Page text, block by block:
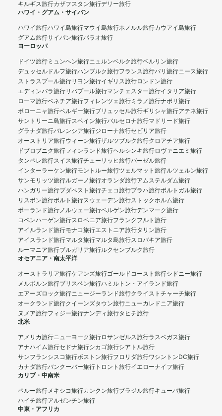
キルギス旅行カザフスタン旅行デリー旅行
ハワイ・グアム・サイパン
ハワイ旅行ハワイ島旅行マウイ島旅行ホノルル旅行カウアイ島旅行
グアム旅行サイパン旅行パラオ旅行
ヨーロッパ
ドイツ旅行 ミュンヘン旅行ニュルンベルク旅行ベルリン旅行
デュッセルドルフ旅行ハンブルク旅行フランス旅行パリ旅行ニース旅行
ストラスブール旅行リヨン旅行イギリス旅行ロンドン旅行
エディンバラ旅行リバプール旅行マンチェスター旅行イタリア旅行
ローマ旅行ベネチア旅行フィレンツェ旅行 ミラノ旅行ナポリ旅行
ボローニャ旅行ベルギー旅行ブリュッセル旅行ギリシャ旅行アテネ旅行
サントリーニ島旅行スペイン旅行バルセロナ旅行マドリード旅行
グラナダ旅行バレンシア旅行ジローナ旅行セビリア旅行
オーストリア旅行ウィーン旅行ザルツブルク旅行クロアチア旅行
ドブロブニク旅行フィンランド旅行ヘルシンキ旅行ロヴァニエミ旅行
タンペレ旅行スイス旅行チューリッヒ旅行バーゼル旅行
インターラーケン旅行モントルー旅行ツェルマット旅行ルツェルン旅行
サンモリッツ旅行ルガーノ旅行オランダ旅行アムステルダム旅行
ハンガリー旅行ブダペスト旅行チェコ旅行プラハ旅行ポルトガル旅行
リスボン旅行ポルト旅行スウェーデン旅行ストックホルム旅行
ポーランド旅行ノルウェー旅行ベルゲン旅行デンマーク旅行
コペンハーゲン旅行スロベニア旅行フランクフルト旅行
アイルランド旅行モナコ旅行エストニア旅行タリン旅行
アイスランド旅行マルタ旅行マルタ島旅行スロバキア旅行
ルーマニア旅行ブルガリア旅行ルクセンブルク旅行
オセアニア・南太平洋
オーストラリア旅行ケアンズ旅行ゴールドコースト旅行シドニー旅行
メルボルン旅行ブリスベン旅行ハミルトン・アイランド旅行
エアーズロック旅行ニュージーランド旅行クライストチャーチ旅行
オークランド旅行クイーンズタウン旅行ニューカレドニア旅行
ヌメア旅行フィジー旅行ナンディ旅行タヒチ旅行
北米
アメリカ旅行ニューヨーク旅行ロサンゼルス旅行ラスベガス旅行
アナハイム旅行セドナ旅行シカゴ旅行シアトル旅行
サンフランシスコ旅行ボストン旅行フロリダ旅行ワシントンDC旅行
カナダ旅行バンクーバー旅行 トロント旅行イエローナイフ旅行
カリブ・中南米
ペルー旅行メキシコ旅行カンクン旅行ブラジル旅行キューバ旅行
ハイチ旅行アルゼンチン旅行
中東・アフリカ